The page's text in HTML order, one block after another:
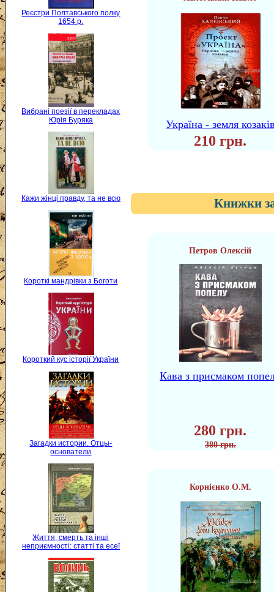
Реєстри Полтавського полку
1654 р.
Вибрані поезії в перекладах
Юрія Буряка
Кажи жінці правду, та не всю
Короткі мандрівки з Боготи
Короткий кус історії України
Загадки истории. Отцы-
основатели
Життя, смерть та інші
неприємності: статті та есеї
Україна - земля
210 грн.
Книжки
Петров Олексій
Кава з присмаком
280 грн.
380 грн.
Корнієнко О.М.